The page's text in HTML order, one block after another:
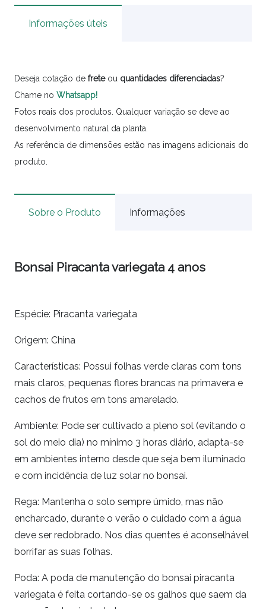
Informações úteis
Deseja cotação de freteou quantidades diferenciadas?
Chame no Whatsapp!
Fotos reais dos produtos. Qualquer variação se deve ao
desenvolvimento natural da planta.
As referência de dimensões estão nas imagens adicionais do
produto.
Sobre o Produto Informações
Bonsai Piracanta variegata 4 anos
Espécie: Piracanta variegata
Origem: China
Características: Possui folhas verde claras com tons
mais claros, pequenas flores brancas na primavera e
cachos de frutos em tons amarelado.
Ambiente: Pode ser cultivado a pleno sol (evitando o
sol do meio dia) no mínimo 3 horas diário, adapta-se
em ambientes interno desde que seja bem iluminado
e com incidência de luz solar no bonsai.
Rega: Mantenha o solo sempre úmido, mas não
encharcado, durante o verão o cuidado com a água
deve ser redobrado. Nos dias quentes é aconselhável
borrifar as suas folhas.
Poda: A poda de manutenção do bonsai piracanta
variegata é feita cortando-se os galhos que saem da